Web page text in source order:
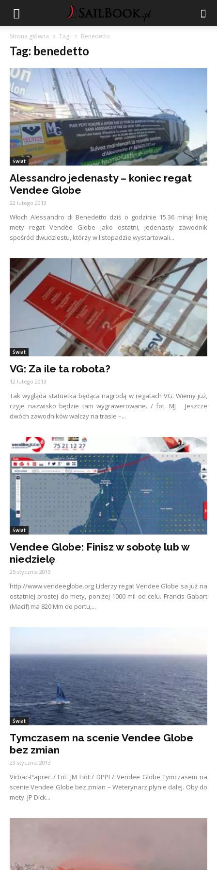
Strona główna Tagi Benedetto
Tag: benedetto
Świat
Alessandro jedenasty – koniec regat
Vendee Globe
22 lutego 2013
Włoch Alessandro di Benedetto dziś o godzinie 15.36 minął linię
mety regat Vendée Globe jako ostatni, jedenasty zawodnik
spośród dwudziestu, którzy w listopadzie wystartowali...
Świat
VG: Za ile ta robota?
12 lutego 2013
Tak wygląda statuetka będąca nagrodą w regatach VG. Wiemy już,
czyje nazwisko będzie tam wygrawerowane. / fot. MJ Jeszcze
dwóch zawodników walczy na trasie –...
Świat
Vendee Globe: Finisz w sobotę lub w
niedzielę
25 stycznia 2013
http://www.vendeeglobe.org Liderzy regat Vendee Globe sa już na
ostatniej prostej do mety, poniżej 1000 mil od celu. Francis Gabart
(Macif) ma 820 Mm do portu,...
Świat
Tymczasem na scenie Vendee Globe
bez zmian
23 stycznia 2013
Virbac-Paprec / Fot. JM Liot / DPPI / Vendee Globe Tymczasem na
scenie Vendee Globe bez zmian – Weterynarz płynie dalej. Oby do
mety. JP Dick...